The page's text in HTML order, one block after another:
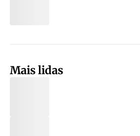
Mais lidas